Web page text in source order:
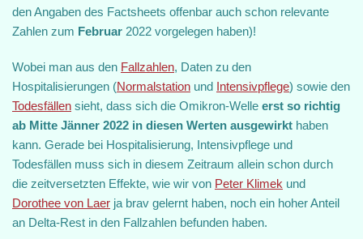
den Angaben des Factsheets offenbar auch schon relevante
Zahlen zum Februar 2022 vorgelegen haben)!
Wobei man aus den Fallzahlen, Daten zu den
Hospitalisierungen (Normalstation und Intensivpflege) sowie den
Todesfällen sieht, dass sich die Omikron-Welle erst so richtig
ab Mitte Jänner 2022 in diesen Werten ausgewirkt haben
kann. Gerade bei Hospitalisierung, Intensivpflege und
Todesfällen muss sich in diesem Zeitraum allein schon durch
die zeitversetzten Effekte, wie wir von Peter Klimek und
Dorothee von Laer ja brav gelernt haben, noch ein hoher Anteil
an Delta-Rest in den Fallzahlen befunden haben.